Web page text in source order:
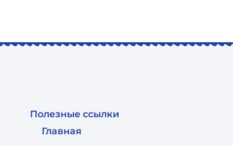
Полезные ссылки
Главная